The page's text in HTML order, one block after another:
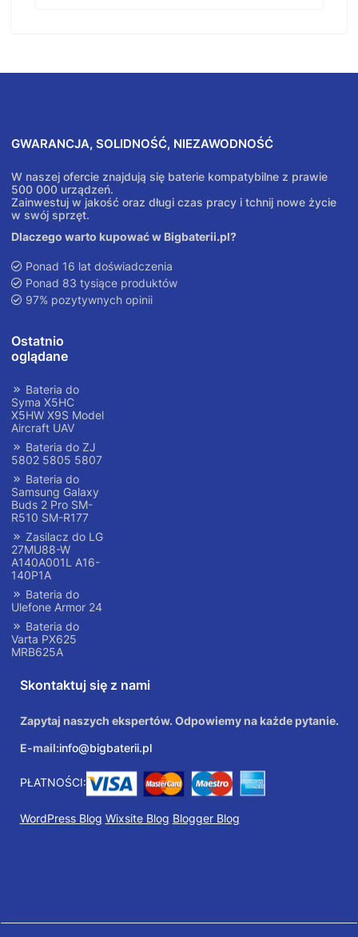
GWARANCJA, SOLIDNOŚĆ, NIEZAWODNOŚĆ
W naszej ofercie znajdują się baterie kompatybilne z prawie
500 000 urządzeń.
Zainwestuj w jakość oraz długi czas pracy i tchnij nowe życie
w swój sprzęt.
Dlaczego warto kupować w Bigbaterii.pl?
Ponad 16 lat doświadczenia
Ponad 83 tysiące produktów
97% pozytywnych opinii
Ostatnio
oglądane
Bateria do
Syma X5HC
X5HW X9S Model
Aircraft UAV
Bateria do ZJ
5802 5805 5807
Bateria do
Samsung Galaxy
Buds 2 Pro SM-
R510 SM-R177
Zasilacz do LG
27MU88-W
A140A001L A16-
140P1A
Bateria do
Ulefone Armor 24
Bateria do
Varta PX625
MRB625A
Skontaktuj się z nami
Zapytaj naszych ekspertów. Odpowiemy na każde pytanie.
E-mail:info@bigbaterii.pl
PŁATNOŚCI:
WordPress Blog Wixsite Blog Blogger Blog